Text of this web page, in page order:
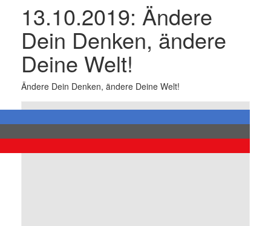
13.10.2019: Ändere
Dein Denken, ändere
Deine Welt!
Ändere Dein Denken, ändere Deine Welt!